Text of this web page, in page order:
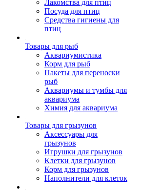
Лакомства для птиц
Посуда для птиц
Средства гигиены для
птиц
Товары для рыб
Аквариумистика
Корм для рыб
Пакеты для переноски
рыб
Аквариумы и тумбы для
аквариума
Химия для аквариума
Товары для грызунов
Аксессуары для
грызунов
Игрушки для грызунов
Клетки для грызунов
Корм для грызунов
Наполнители для клеток